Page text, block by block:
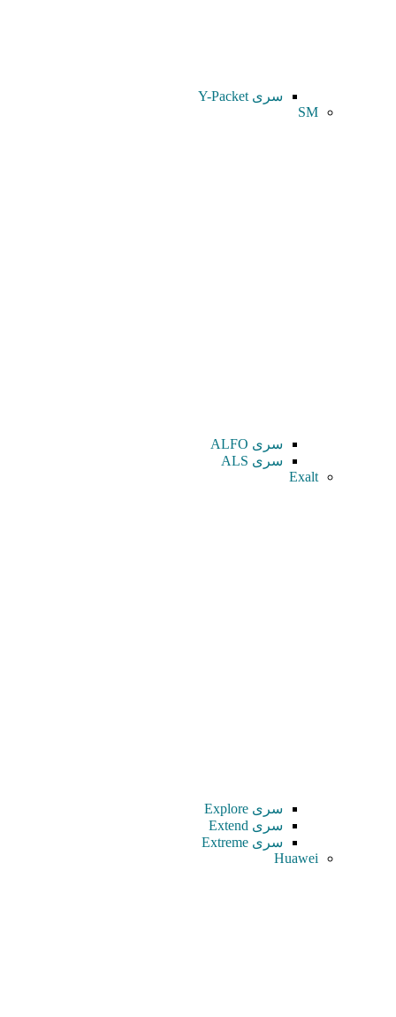
سری Y-Packet
SM
سری ALFO
سری ALS
Exalt
سری Explore
سری Extend
سری Extreme
Huawei